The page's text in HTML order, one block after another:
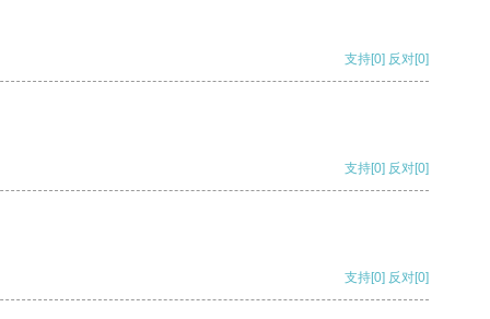
支持[0] 反对[0]
支持[0] 反对[0]
支持[0] 反对[0]